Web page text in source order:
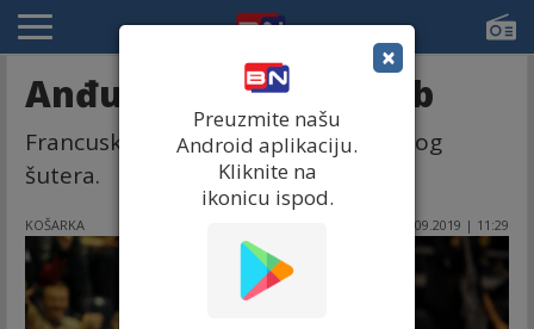
Anđušić ima novi klub
Francuska je nova destinacija iskusnog
šutera.
KOŠARKA 26.09.2019 | 11:29
×
Preuzmite našu
Android aplikaciju.
Kliknite na
ikonicu ispod.